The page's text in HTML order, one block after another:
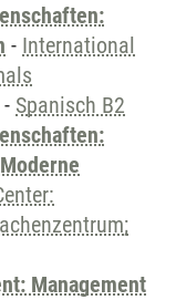
- International
- Spanisch B2
Management